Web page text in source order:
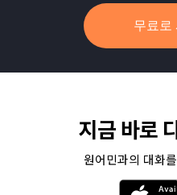
무료로
지금 바로
원어민과의 대화